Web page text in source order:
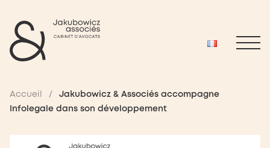
Accueil /
Jakubowicz & Associés accompagne
Infolegale dans son développement